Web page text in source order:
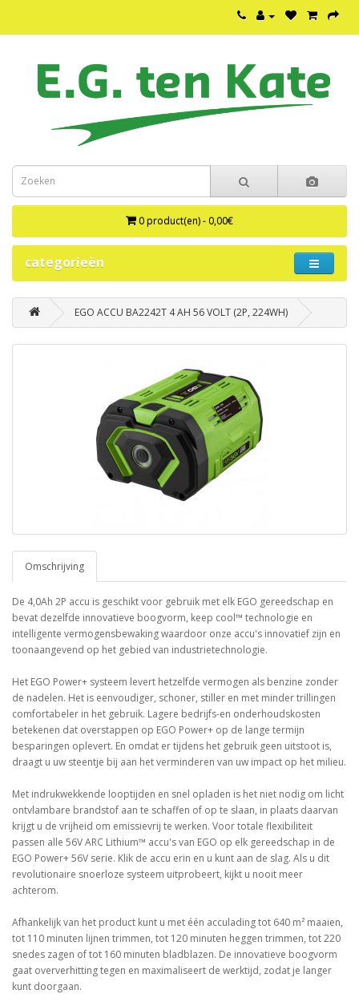
0 product(en) - 0,00€
categorieën
EGO ACCU BA2242T 4 AH 56 VOLT (2P, 224WH)
Omschrijving
De 4,0Ah 2P accu is geschikt voor gebruik met elk EGO gereedschap en
bevat dezelfde innovatieve boogvorm, keep cool™ technologie en
intelligente vermogensbewaking waardoor onze accu's innovatief zijn en
toonaangevend op het gebied van industrietechnologie.
Het EGO Power+ systeem levert hetzelfde vermogen als benzine zonder
de nadelen. Het is eenvoudiger, schoner, stiller en met minder trillingen
comfortabeler in het gebruik. Lagere bedrijfs-en onderhoudskosten
betekenen dat overstappen op EGO Power+ op de lange termijn
besparingen oplevert. En omdat er tijdens het gebruik geen uitstoot is,
draagt u uw steentje bij aan het verminderen van uw impact op het milieu.
Met indrukwekkende looptijden en snel opladen is het niet nodig om licht
ontvlambare brandstof aan te schaffen of op te slaan, in plaats daarvan
krijgt u de vrijheid om emissievrij te werken. Voor totale flexibiliteit
passen alle 56V ARC Lithium™ accu's van EGO op elk gereedschap in de
EGO Power+ 56V serie. Klik de accu erin en u kunt aan de slag. Als u dit
revolutionaire snoerloze systeem uitprobeert, kijkt u nooit meer
achterom.
Afhankelijk van het product kunt u met één acculading tot 640 m² maaien,
tot 110 minuten lijnen trimmen, tot 120 minuten heggen trimmen, tot 220
snedes zagen of tot 160 minuten bladblazen. De innovatieve boogvorm
gaat oververhitting tegen en maximaliseert de werktijd, zodat je langer
kunt doorgaan.